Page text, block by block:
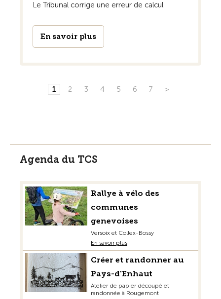
Le Tribunal corrige une erreur de calcul
En savoir plus
1 2 3 4 5 6 7 >
Agenda du TCS
Rallye à vélo des
communes
genevoises
Versoix et Collex-Bossy
En savoir plus
Créer et randonner au
Pays-d'Enhaut
Atelier de papier découpé et
randonnée à Rougemont